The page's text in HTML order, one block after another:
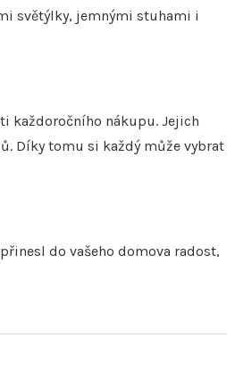
světýlky, jemnými stuhami i
každoročního nákupu. Jejich
Díky tomu si každý může vybrat
do vašeho domova radost,